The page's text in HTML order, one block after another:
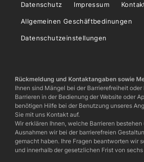
Datenschutz Impressum
Allgemeinen Geschäftbedinungen
Datenschutzeinstellungen
Rückmeldung und Kontaktangaben sowie
Ihnen sind Mängel bei der Barrierefreiheit
Barrieren in der Bedienung der Website oder
benötigen Hilfe bei der Benutzung unseres
Sie mit uns Kontakt auf.
Wir erklären Ihnen, welche Barrieren
Ausnahmen wir bei der barrierefreien
gemacht haben. Ihre Fragen beantworten wir
und innerhalb der gesetzlichen Frist von sechs